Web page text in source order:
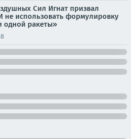
Сил Игнат призвал
не использовать формулировку
одной ракеты»